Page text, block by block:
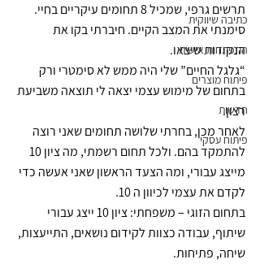
כתיבה שיווקית
התפתחות אישית
פיתוח מוצרים
חדשות
פיתוח עסקי
תרשים גרפי, שמכיל 8 תחומים עיקריים בחיי.
סימנתי את המצב הקיים. חיברתי בקו את
הנקודות שיצאו.
“גלגל החיים” שלי היה ממש לא סימטרי ורק
בתחום של מימוש עצמי יצאה לי תוצאה משביעת
רצון.
לאחר מכן, בחרתי שלושה תחומים שאני רוצה
מייצג עבורי, ומה הצעד הראשון שאני אעשה כדי
לקדם את עצמי לכיוון ה 10.
בתחום הזוגי – משפחתי: ציון 10 ייצג עבורי
שיתוף, עבודה כצוות לקידום נושאים, התייעצות,
שיחה, פתיחות.